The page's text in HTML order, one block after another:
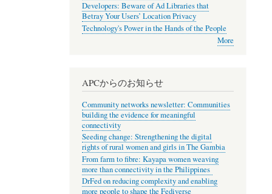
Developers: Beware of Ad Libraries that
Betray Your Users’ Location Privacy
Technology's Power in the Hands of the People
More
APCからのお知らせ
Community networks newsletter: Communities
building the evidence for meaningful
connectivity
Seeding change: Strengthening the digital
rights of rural women and girls in The Gambia
From farm to fibre: Kayapa women weaving
more than connectivity in the Philippines
DrFed on reducing complexity and enabling
more people to shape the Fediverse